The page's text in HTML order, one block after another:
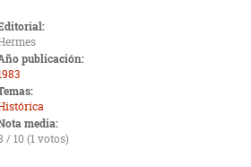
publicación:
media:
/ 10 (1 votos)